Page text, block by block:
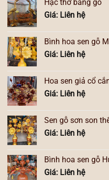
Hạc thờ bằng gỗ
Giá: Liên hệ
Bình hoa sen gỗ
Giá: Liên hệ
Hoa sen giả cổ
Giá: Liên hệ
Sen gỗ sơn son
Giá: Liên hệ
Bình hoa sen gỗ
Giá: Liên hệ